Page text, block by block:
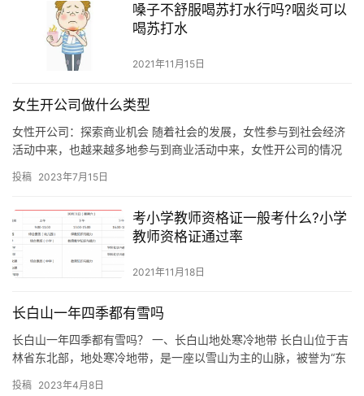
嗓子不舒服喝苏打水行吗?咽炎可以
喝苏打水
2021年11月15日
女生开公司做什么类型
女性开公司：探索商业机会 随着社会的发展，女性参与到社会经济
活动中来，也越来越多地参与到商业活动中来，女性开公司的情况
身的…
投稿 2023年7月15日
考小学教师资格证一般考什么?小学
教师资格证通过率
2021年11月18日
长白山一年四季都有雪吗
长白山一年四季都有雪吗？ 一、长白山地处寒冷地带 长白山位于吉
林省东北部，地处寒冷地带，是一座以雪山为主的山脉，被誉为“东
投稿 2023年4月8日